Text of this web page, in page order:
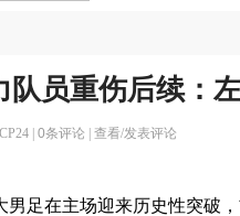
队员重伤后续：
| 0条评论 | 查看/发表评论
男足在主场迎来历史性突破